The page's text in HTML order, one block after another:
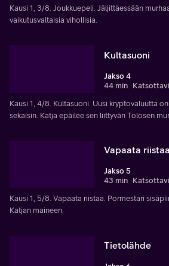
Kausi 1, 3/8. Joukkuepeli. Jäljittäessään
vaikutusvaltaisia vihollisia.
Kultasuoni
Jakso 4
44 min
Kausi 1, 4/8. Kultasuoni. Uusi kryptovaluutta
sekaisin. Katja epäilee sen liittyvän Tolosen
Vapaata riistaa
Jakso 5
43 min
Kausi 1, 5/8. Vapaata riistaa. Pormestari
Katjan maineen.
Tietolähde